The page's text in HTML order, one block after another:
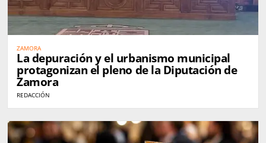
ZAMORA
La depuración y el urbanismo municipal
protagonizan el pleno de la Diputación de
Zamora
REDACCIÓN